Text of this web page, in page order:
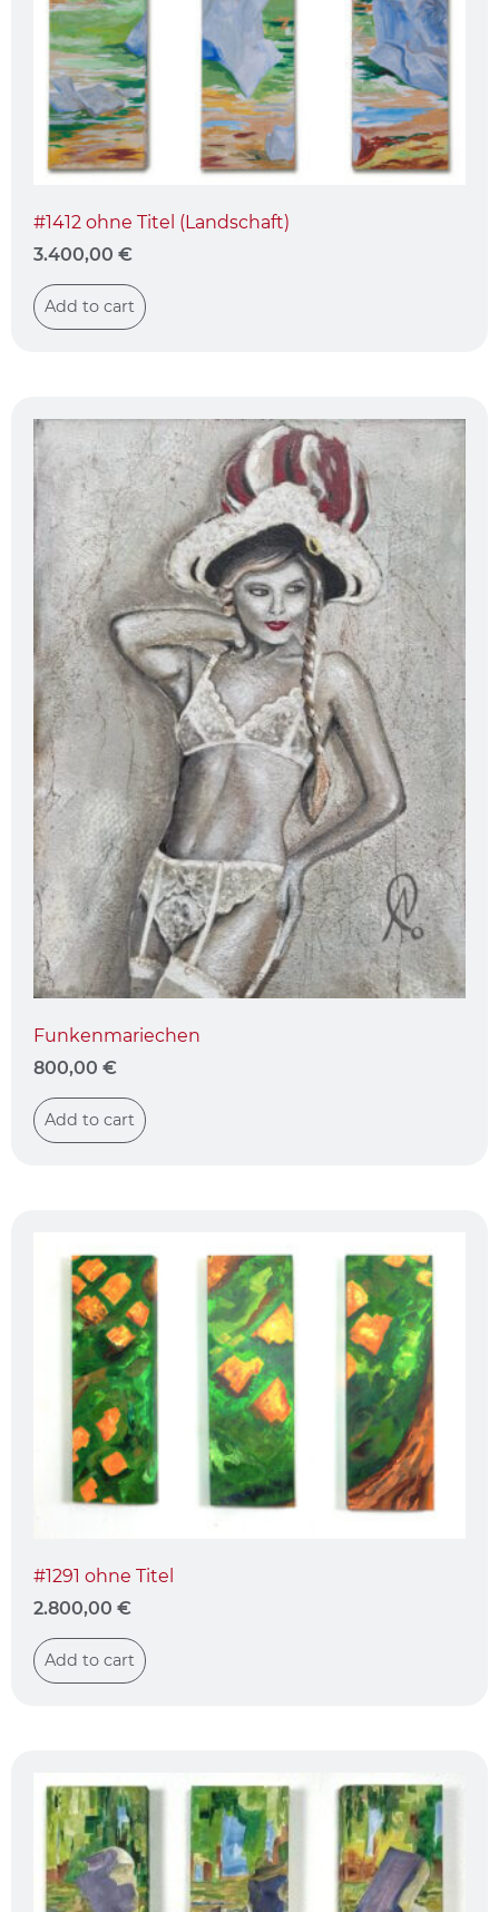
#1412 ohne Titel (Landschaft)
3.400,00 €
Add to cart
Funkenmariechen
800,00 €
Add to cart
#1291 ohne Titel
2.800,00 €
Add to cart